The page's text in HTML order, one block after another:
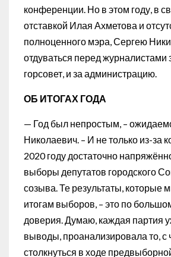
конференции. Но в этом году, в
отставкой Илая Ахметова и
полноценного мэра, Сергею
отдуваться перед журналистами
горсовет, и за администрацию.
ОБ ИТОГАХ ГОДА
— Год был непростым, –
Николаевич. – И не только из-за
2020 году достаточно
выборы депутатов городского
созыва. Те результаты, которые
итогам выборов, – это по
доверия. Думаю, каждая партия
выводы, проанализировала то,
столкнуться в ходе